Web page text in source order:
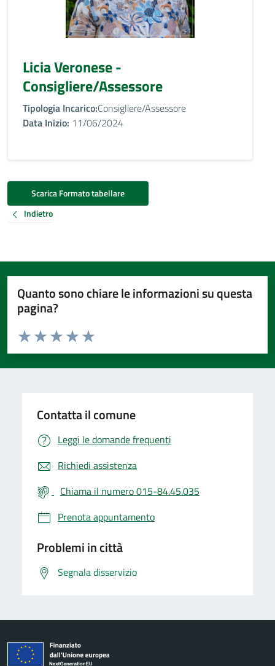
Licia Veronese -
Consigliere/Assessore
Tipologia Incarico:Consigliere/Assessore
Data Inizio: 11/06/2024
Scarica Formato tabellare
Indietro
Quanto sono chiare le informazioni su questa
pagina?
Valuta da 1 a 5 stelle la pagina
Valuta 5 stelle su 5
Valuta 4 stelle su 5
Valuta 3 stelle su 5
Valuta 2 stelle su 5
Valuta 1 stelle su 5
Contatta il comune
Leggi le domande frequenti
Richiedi assistenza
Chiama il numero 015-84.45.035
Prenota appuntamento
Problemi in città
Segnala disservizio